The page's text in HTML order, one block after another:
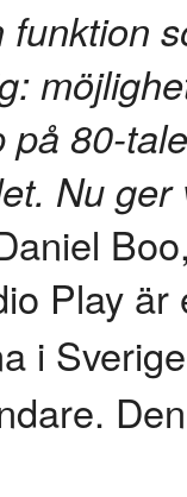
på 80-
Nu
Play
i